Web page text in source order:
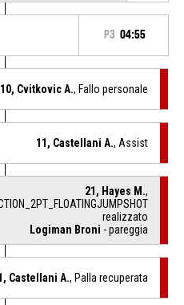
P3 04:55
10, Cvitkovic A., Fallo personale
11, Castellani A., Assist
21, Hayes M.,
realizzato
Logiman Broni - pareggia
Castellani A., Palla recuperata